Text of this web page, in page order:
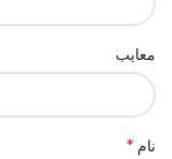
معایب
نام *